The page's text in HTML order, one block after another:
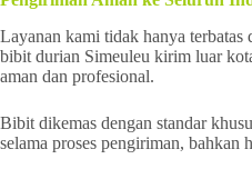
Layanan kami tidak hanya
bibit durian Simeuleu kirim luar
aman dan profesional.
Bibit dikemas dengan standar
selama proses pengiriman, bahkan